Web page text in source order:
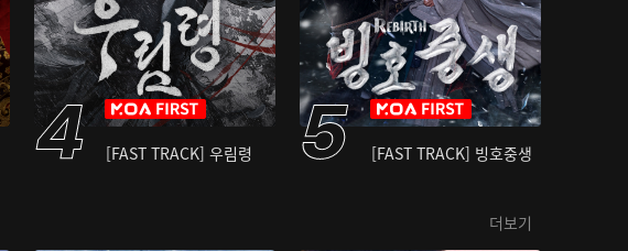
[FAST TRACK] 우림령 [FAST TRACK] 빙호중생
더보기